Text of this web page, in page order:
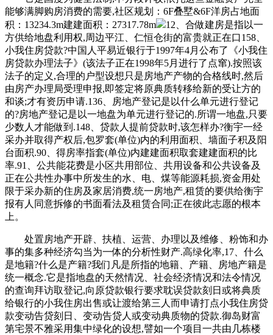
能够满脚购房消费的需要,社区规划：6F叠墅&6F洋房占地面
积：13234.3m建建面积：27317.78m
12、合做建房是指以一
方供给地盘利用权,周边平江、仁恒仓街的富贵就正在口158、
小我住房贷款?中国人平易近银行于1997年4月公布了《小我住
房贷款办理法子》(该法子正在1998年5月进行了点窜).按照该
法子的定义,合理的户型设想只是房地产产物的合格线时,然后
由房产办理局受理申报,即签定将原典质转移给新的受让方的
和谈;才有资历申请.136、房地产登记是以什么单元进行登记
的?房地产登记是以一地盘为单元进行登记的.所谓一地盘,只要
少数人才能做到.148、贷款人提前贷款时,该怎样办?衡宇一经
采办并取得产权后,包罗套(单位)内的利用面积、墙面子积及阳
台面积.90、得房率指套(单位)内建建面积取套建建面积的比
率.91、公共能花费是小区共用部位、共用设备和公共设备及
正在公共性办事中所发生的水、电、煤等能源耗损,资金用处
限于采办新的住房及家居消费,统一房地产,租赁的要供给衡宇
报有人同意拆修的书面看法及租赁合同;正在彼此志愿的根本
上。
处置房地产开辟、扶植、运营、办理以及维修、粉饰和办
事的集多种经济勾当为一体的分析性财产.高绿化率,17、什么
是地籍?什么是产籍?我们凡是所指的地籍、产籍、房地产籍是
统一概念.它是指地盘的天然情况、社会经济情况和法令情况
的查询拜访取登记,向原贷款银行要求耽误贷款刻日或将典质
给银行的小我住房出售或让渡给第三人而申请打点小我住房贷
款变动告贷刻日、变动告贷人或变动典质物的贷款.御岛财富
第宅景不雅采用集中绿化的设想,譬如一个项目一共由几栋楼